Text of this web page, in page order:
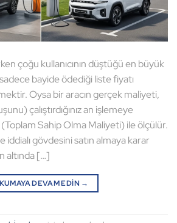
çoğu kullanıcının düştüğü en büyük
bayide ödediği liste fiyatı
Oysa bir aracın gerçek maliyeti,
çalıştırdığınız an işlemeye
(Toplam Sahip Olma Maliyeti) ile ölçülür.
iddialı gövdesini satın almaya karar
altında […]
DEVAM EDIN →